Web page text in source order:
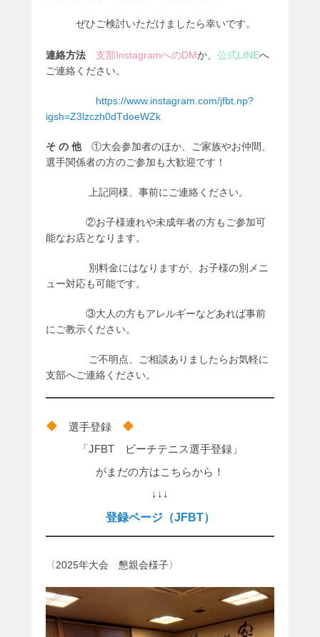
ぜひご検討いただけましたら幸いです。
連絡方法 支部InstagramへのDMか、 公式LINEへ
ご連絡ください。
https://www.instagram.com/jfbt.np?
igsh=Z3lzczh0dTdoeWZk
そ の 他①大会参加者のほか、ご家族やお仲間、
選手関係者の方のご参加も大歓迎です！
上記同様、事前にご連絡ください。
②お子様連れや未成年者の方もご参加可
能なお店となります。
別料金にはなりますが、お子様の別メニ
ュー対応も可能です。
③大人の方もアレルギーなどあれば事前
にご教示ください。
ご不明点、ご相談ありましたらお気軽に
支部へご連絡ください。
選手登録
「JFBT ビーチテニス選手登録」
がまだの方はこちらから！
↓↓↓
登録ページ（JFBT）
〈2025年大会 懇親会様子〉